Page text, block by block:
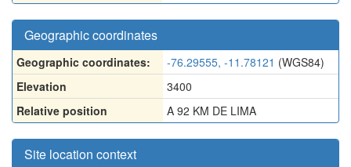
Geographic coordinates
Geographic coordinates: -76.29555, -11.78121 (WGS84)
Elevation
3400
Relative position
A 92 KM DE LIMA
Site location context